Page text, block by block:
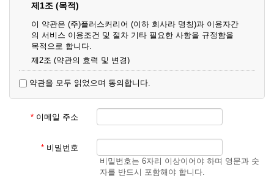
제1조 (목적)
이 약관은 (주)플러스커리어 (이하 회사라 명칭)과 이용자간
의 서비스 이용조건 및 절차 기타 필요한 사항을 규정함을
목적으로 합니다.
제2조 (약관의 효력 및 변경)
영업상 중요 하거나 합리적인 사유가 발생할 경우 온라인 공
사를 통하여 변경할 수 있습니다.
② 회원은 변경된 약관에 동의하지 않을 경우 서비스 이용을
중단하고 이용계약을 해지할 수 있습니다. 약관의 효력 발생
동의한 것으로 간주됩니다.
제3조 (약관의 외 준칙)
약관을 모두 읽었으며 동의합니다.
* 이메일 주소
* 비밀번호
비밀번호는 6자리 이상이어야 하며 영문과 숫
자를 반드시 포함해야 합니다.